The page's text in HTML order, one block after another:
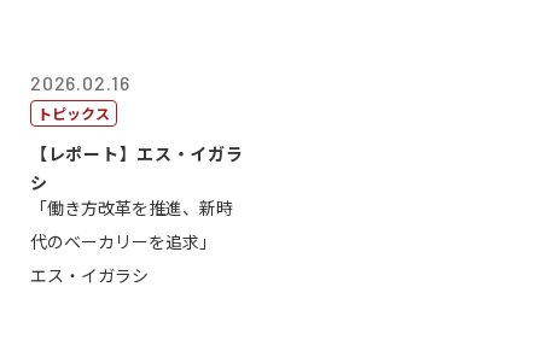
2026.02.16
トピックス
【レポート】エス・イガラ
シ
「働き方改革を推進、新時
代のベーカリーを追求」
エス・イガラシ